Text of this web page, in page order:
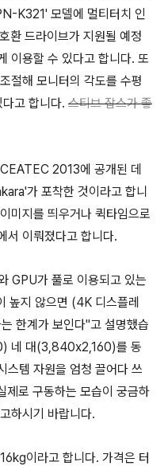
K321' 모델에 멀티터치 인
환 드라이브가 지원될 예정
이용할 수 있다고 합니다. 또
절해 모니터의 각도를 수평
고 합니다. 스티브 잡스가 좋
2013에 공개된 데
가 포착한 것이라고 합니
미지를 띄우거나 퀵타임으로
서 이뤄졌다고 합니다.
GPU가 풀로 이용되고 있는
높지 않으면 (4K 디스플레
한계가 보인다"고 설명했습
네 대(3,840x2,160)를 동
스템 자원을 엄청 끌어다 쓰
제로 구동하는 모습이 궁금하
하시기 바랍니다.
이라고 합니다. 가격은 터